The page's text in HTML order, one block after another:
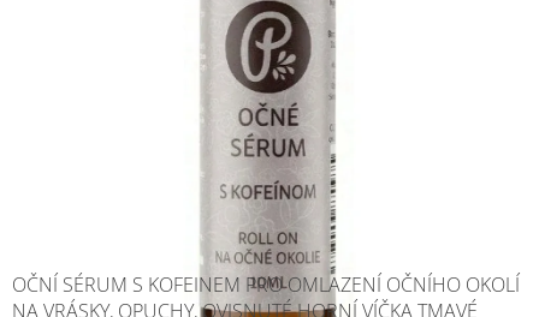
OČNÍ SÉRUM S KOFEINEM PRO OMLAZENÍ OČNÍHO OKOLÍ
NA VRÁSKY, OPUCHY, OVISNUTÉ HORNÍ VÍČKA TMAVÉ